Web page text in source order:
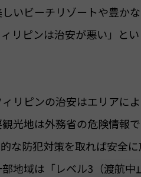
いビーチリゾートや豊か
リピンは治安が悪い」と
リピンの治安はエリアに
光地は外務省の危険情報
な防犯対策を取れば安全
地域は「レベル3（渡航